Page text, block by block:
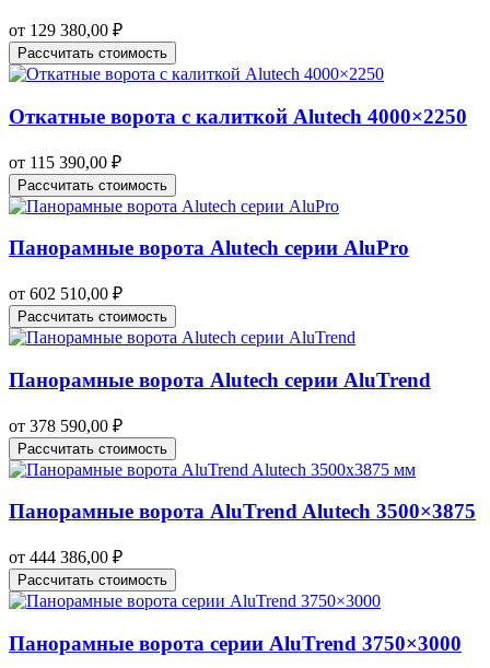
от 129 380,00 ₽
Рассчитать стоимость
Откатные ворота с калиткой Alutech 4000×2250
от 115 390,00 ₽
Рассчитать стоимость
Панорамные ворота Alutech серии AluPro
от 602 510,00 ₽
Рассчитать стоимость
Панорамные ворота Alutech серии AluTrend
от 378 590,00 ₽
Рассчитать стоимость
Панорамные ворота AluTrend Alutech 3500×3875
от 444 386,00 ₽
Рассчитать стоимость
Панорамные ворота серии AluTrend 3750×3000